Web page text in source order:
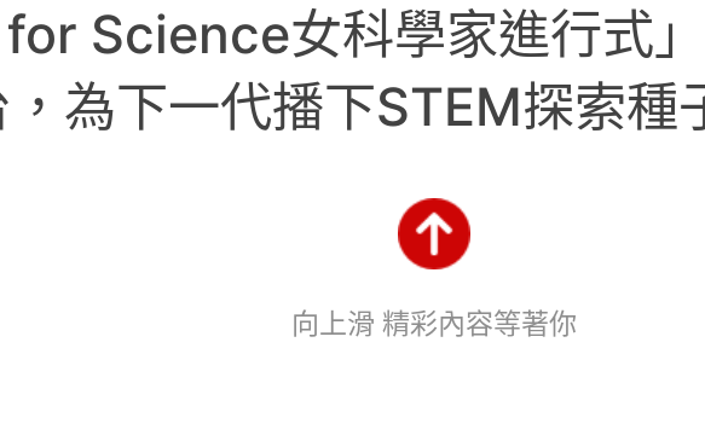
Science女科學家進行式
為下一代播下STEM探索種
向上滑 精彩內容等著你